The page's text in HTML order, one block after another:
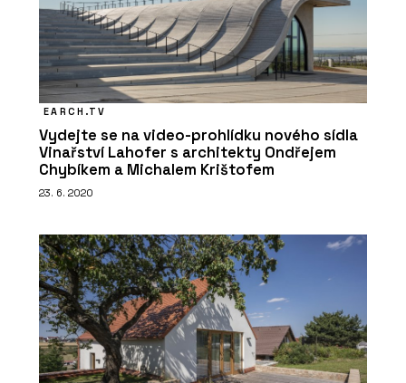
EARCH.TV
Vydejte se na video-prohlídku nového sídla
Vinařství Lahofer s architekty Ondřejem
Chybíkem a Michalem Krištofem
23. 6. 2020